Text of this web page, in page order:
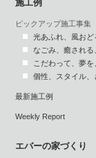
施工例
ピックアップ施工事集
光あふれ、風おど
なごみ、癒され
こだわって、夢
個性、スタイル
最新施工例
Weekly Report
エバーの家づくり